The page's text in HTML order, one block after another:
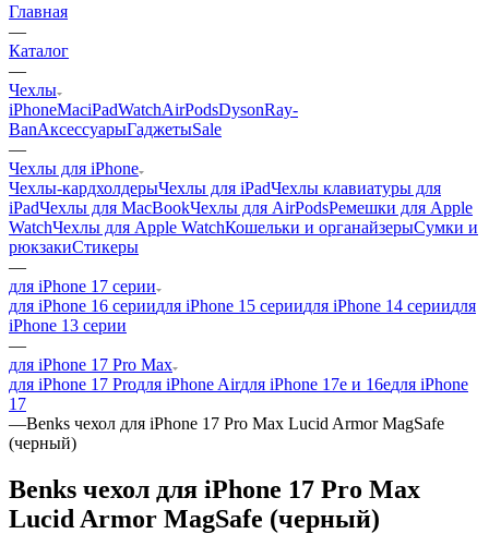
Главная
—
Каталог
—
Чехлы
iPhoneMaciPadWatchAirPodsDysonRay-
BanАксессуарыГаджетыSale
—
Чехлы для iPhone
Чехлы-кардхолдерыЧехлы для iPadЧехлы клавиатуры для
iPadЧехлы для MacBookЧехлы для AirPodsРемешки для Apple
WatchЧехлы для Apple WatchКошельки и органайзерыСумки и
рюкзакиСтикеры
—
для iPhone 17 серии
для iPhone 16 сериидля iPhone 15 сериидля iPhone 14 сериидля
iPhone 13 серии
—
для iPhone 17 Pro Max
для iPhone 17 Proдля iPhone Airдля iPhone 17e и 16eдля iPhone
17
—Benks чехол для iPhone 17 Pro Max Lucid Armor MagSafe
(черный)
Benks чехол для iPhone 17 Pro Max
Lucid Armor MagSafe (черный)